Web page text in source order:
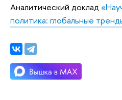
Аналитический доклад
политика: глобальные